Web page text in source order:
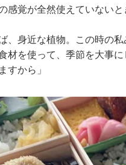
感覚が全然使えていない
、身近な植物。この時の
材を使って、季節を大事
すから」